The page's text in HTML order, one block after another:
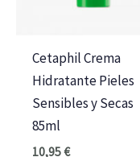
Cetaphil Crema
Hidratante Pieles
Sensibles y Secas
85ml
10,95€